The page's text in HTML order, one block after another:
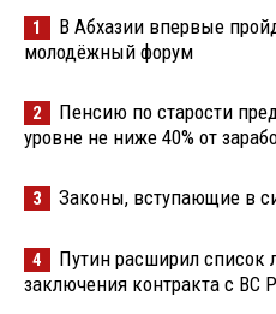
1
В Абхазии впервые
молодёжный форум
2
Пенсию по старости
уровне не ниже 40% от
3 Законы, вступающие в
4
Путин расширил список
заключения контракта с ВС